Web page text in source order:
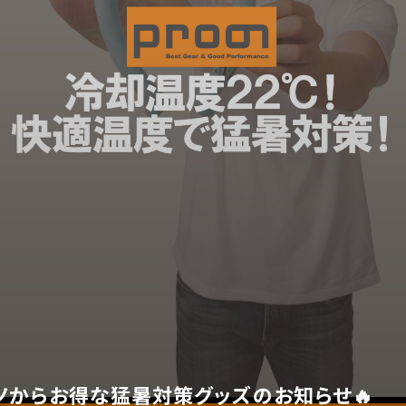
からお得な猛暑対策グッズのお知らせ🔥